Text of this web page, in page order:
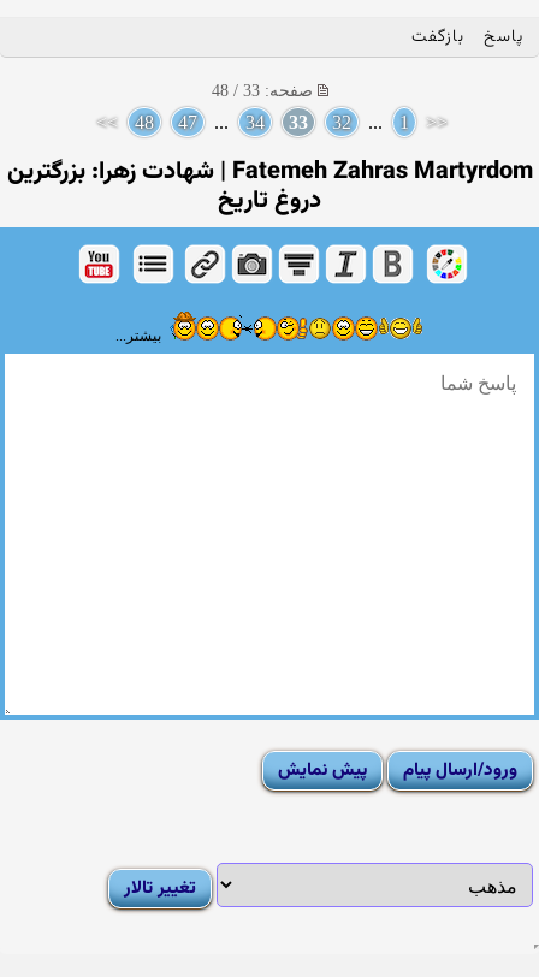
پاسخ بازگفت
صفحه: 33 / 48
<<
1
...
32
33
34
...
47
48
>>
Fatemeh Zahras Martyrdom | شهادت زهرا: بزرگترین
دروغ تاریخ
بیشتر...